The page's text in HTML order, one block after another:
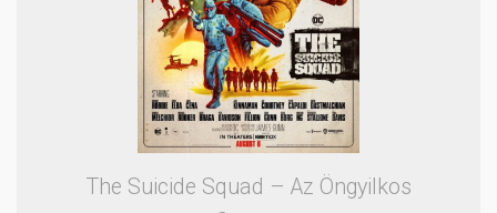
The Suicide Squad – Az Öngyilkos